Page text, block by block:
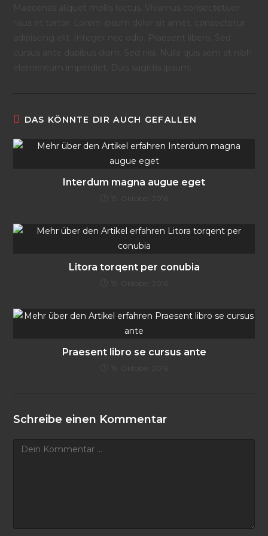
Maecenas aliquet mollis lectus. Vivamus consectetuer
risus et tortor. Lorem ipsum dolor sit amet, consectetur
adipiscing elit. Integer nec odio. Praesent libero. Sed
cursus ante dapibus diam. Sed nisi. Nulla quis sem at nibh
elementum imperdiet. Duis sagittis ipsum.
DAS KÖNNTE DIR AUCH GEFALLEN
Interdum magna augue eget
Litora torqent per conubia
Praesent libro se cursus ante
Schreibe einen Kommentar
Kommentar